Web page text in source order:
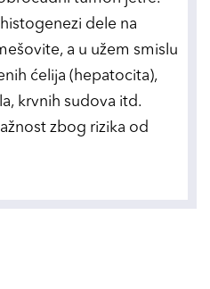
dele na
a u užem smislu
ćelija (hepatocita),
krvnih sudova itd.
zbog rizika od